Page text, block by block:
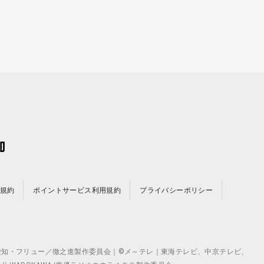
約 ポイントサービス利用規約 プライバシーポリシー
フリュー／徹之進製作委員会｜©メ～テレ｜東海テレビ、中京テレビ、